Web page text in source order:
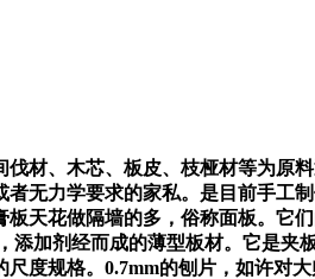
、木芯、板皮、枝桠材等为原
无力学要求的家私。是目前手工
天花做隔墙的多，俗称面板。它
加剂经而成的薄型板材。它是
度规格。0.7mm的刨片，如许对